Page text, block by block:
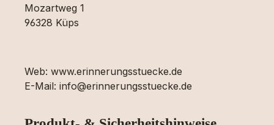
Mozartweg 1
96328 Küps
Web: www.erinnerungsstuecke.de
E-Mail: info@erinnerungsstuecke.de